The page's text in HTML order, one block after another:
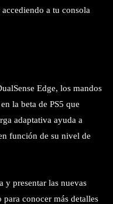
a tu consola
Edge, los mandos
la beta de PS5 que
adaptativa ayuda a
función de su nivel de
y presentar las nuevas
conocer más detalles